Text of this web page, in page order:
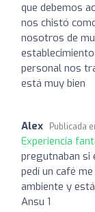
que debemos
nos chistó
nosotros de
personal nos
está muy bien
Alex Publicada
Experiencia
pregutnaban si
pedí un café
ambiente y
Ansu 1